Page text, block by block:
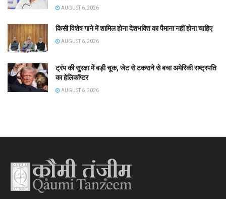
AUGUST 6, 2026
किसी विशेष गाने में शामिल होना देशभक्ति का पैमाना नहीं होना चाहिए
AUGUST 6, 2026
ट्रंप की सुरक्षा में बड़ी चूक, जेट से टकराने से बचा अमेरिकी राष्ट्रपति
का हेलिकॉप्टर
AUGUST 6, 2026